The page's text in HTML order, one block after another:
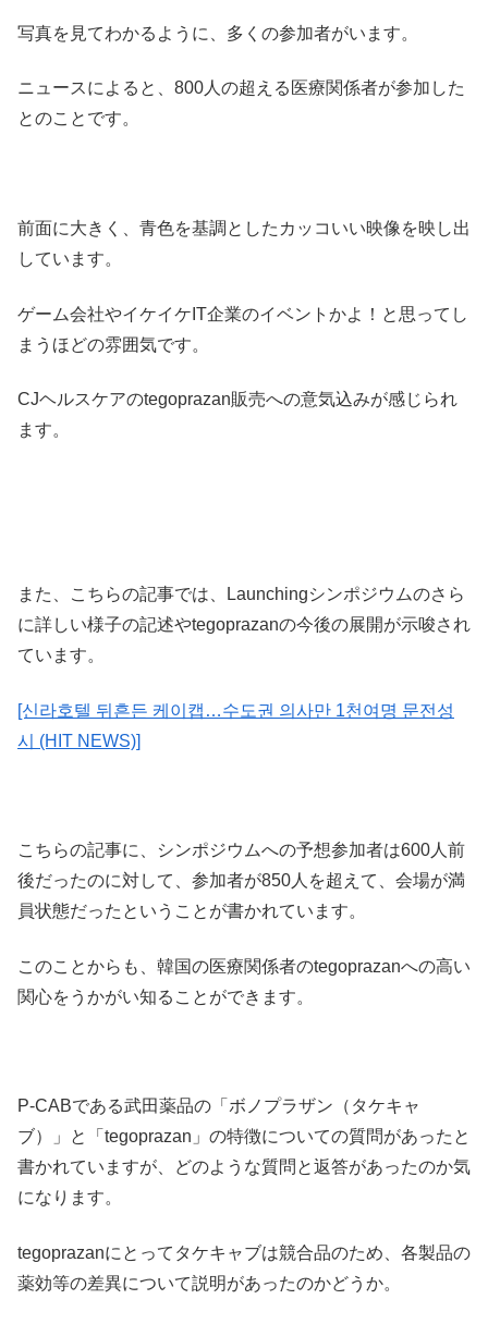
写真を見てわかるように、多くの参加者がいます。
ニュースによると、800人の超える医療関係者が参加した
とのことです。
前面に大きく、青色を基調としたカッコいい映像を映し出
しています。
ゲーム会社やイケイケIT企業のイベントかよ！と思ってし
まうほどの雰囲気です。
CJヘルスケアのtegoprazan販売への意気込みが感じられ
ます。
また、こちらの記事では、Launchingシンポジウムのさら
に詳しい様子の記述やtegoprazanの今後の展開が示唆され
ています。
[신라호텔 뒤흔든 케이캡…수도권 의사만 1천여명 문전성
시 (HIT NEWS)]
こちらの記事に、シンポジウムへの予想参加者は600人前
後だったのに対して、参加者が850人を超えて、会場が満
員状態だったということが書かれています。
このことからも、韓国の医療関係者のtegoprazanへの高い
関心をうかがい知ることができます。
P-CABである武田薬品の「ボノプラザン（タケキャ
ブ）」と「tegoprazan」の特徴についての質問があったと
書かれていますが、どのような質問と返答があったのか気
になります。
tegoprazanにとってタケキャブは競合品のため、各製品の
薬効等の差異について説明があったのかどうか。